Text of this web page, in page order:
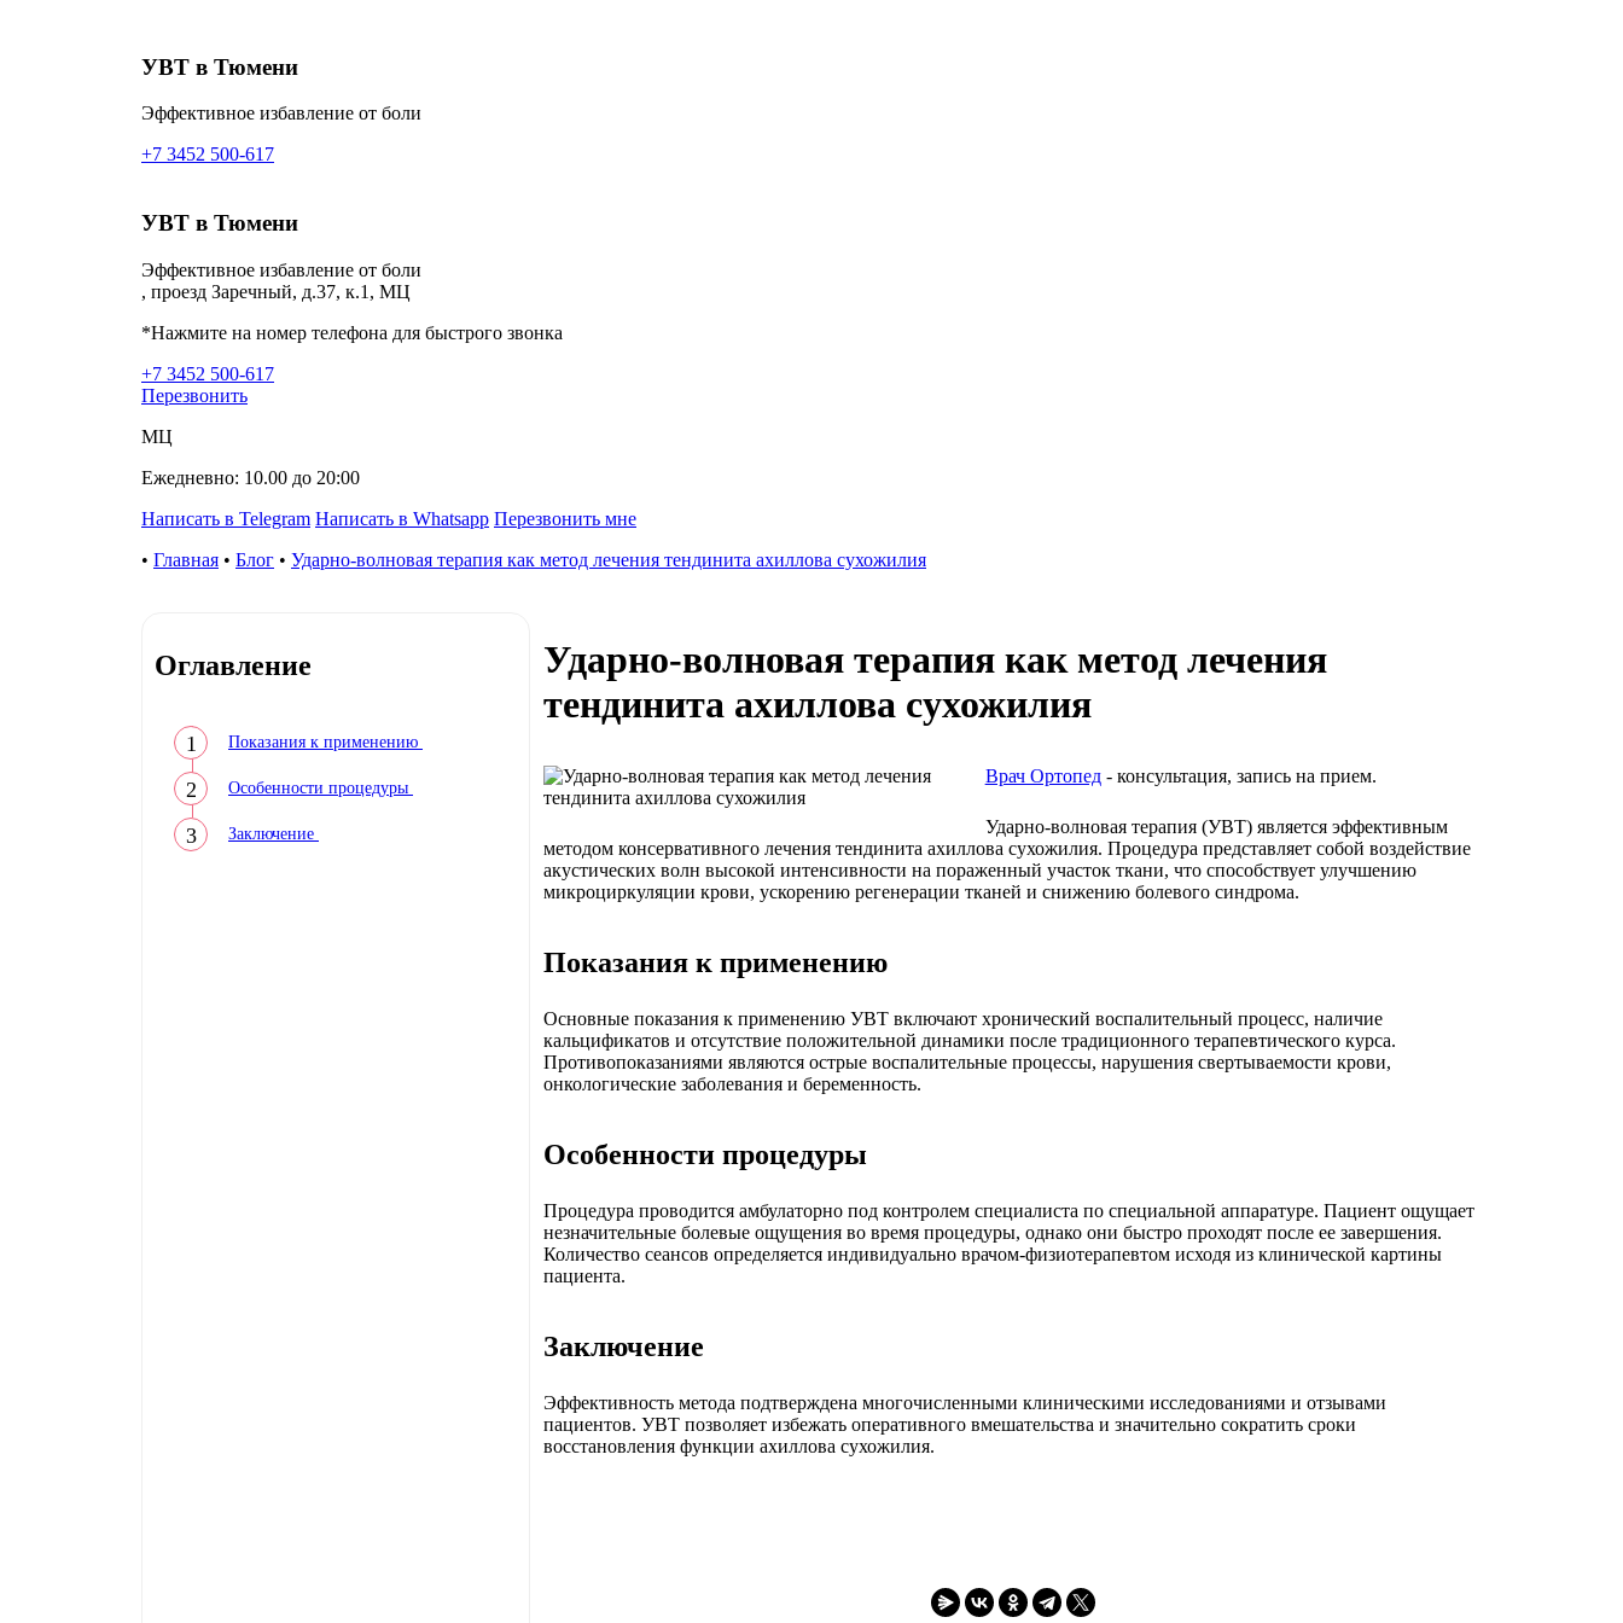
УВТ в Тюмени
Эффективное избавление от боли
+7 3452 500-617
УВТ в Тюмени
Эффективное избавление от боли
, проезд Заречный, д.37, к.1, МЦ
*Нажмите на номер телефона для быстрого звонка
+7 3452 500-617
Перезвонить
МЦ
Ежедневно: 10.00 до 20:00
Написать в Telegram Написать в Whatsapp Перезвонить мне
• Главная • Блог • Ударно-волновая терапия как метод лечения тендинита ахиллова сухожилия
Оглавление
Показания к применению
Особенности процедуры
Заключение
Ударно-волновая терапия как метод лечения
тендинита ахиллова сухожилия
Врач Ортопед- консультация, запись на прием.
Ударно-волновая терапия (УВТ) является эффективным
методом консервативного лечения тендинита ахиллова сухожилия. Процедура представляет собой воздействие
акустических волн высокой интенсивности на пораженный участок ткани, что способствует улучшению
микроциркуляции крови, ускорению регенерации тканей и снижению болевого синдрома.
Показания к применению
Основные показания к применению УВТ включают хронический воспалительный процесс, наличие
кальцификатов и отсутствие положительной динамики после традиционного терапевтического курса.
Противопоказаниями являются острые воспалительные процессы, нарушения свертываемости крови,
онкологические заболевания и беременность.
Особенности процедуры
Процедура проводится амбулаторно под контролем специалиста по специальной аппаратуре. Пациент ощущает
незначительные болевые ощущения во время процедуры, однако они быстро проходят после ее завершения.
Количество сеансов определяется индивидуально врачом-физиотерапевтом исходя из клинической картины
пациента.
Заключение
Эффективность метода подтверждена многочисленными клиническими исследованиями и отзывами
пациентов. УВТ позволяет избежать оперативного вмешательства и значительно сократить сроки
восстановления функции ахиллова сухожилия.